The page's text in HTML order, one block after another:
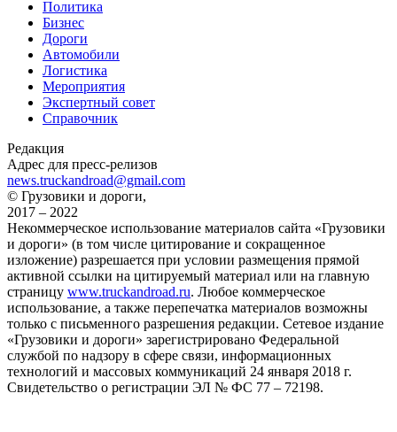
Политика
Бизнес
Дороги
Автомобили
Логистика
Мероприятия
Экспертный совет
Справочник
Редакция
Адрес для пресс-релизов
news.truckandroad@gmail.com
© Грузовики и дороги,
2017 – 2022
Некоммерческое использование материалов сайта «Грузовики
и дороги» (в том числе цитирование и сокращенное
изложение) разрешается при условии размещения прямой
активной ссылки на цитируемый материал или на главную
страницу www.truckandroad.ru. Любое коммерческое
использование, а также перепечатка материалов возможны
только с письменного разрешения редакции. Сетевое издание
«Грузовики и дороги» зарегистрировано Федеральной
службой по надзору в сфере связи, информационных
технологий и массовых коммуникаций 24 января 2018 г.
Свидетельство о регистрации ЭЛ № ФС 77 – 72198.